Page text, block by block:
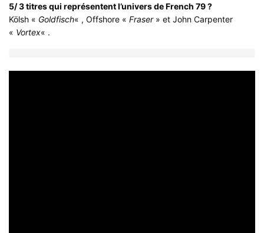
5/ 3 titres qui représentent l’univers de French 79 ?
Kölsh « Goldfisch« , Offshore «Fraser» et John Carpenter
« Vortex« .